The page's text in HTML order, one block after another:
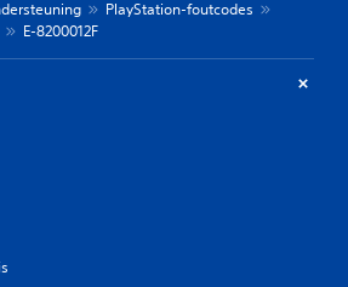
PlayStation-foutcodes
E-8200012F